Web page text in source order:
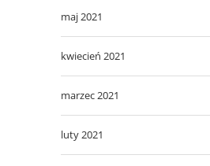
maj 2021
kwiecień 2021
marzec 2021
luty 2021